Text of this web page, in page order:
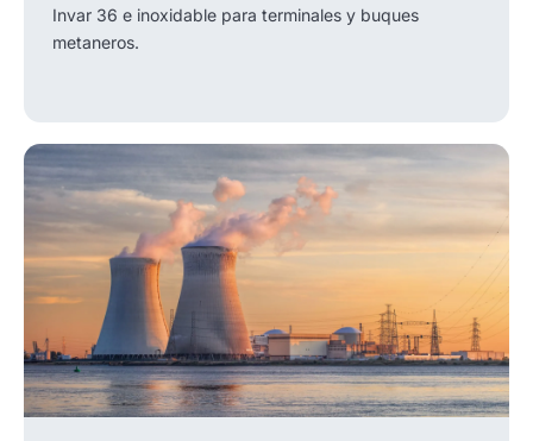
Invar 36 e inoxidable para terminales y buques
metaneros.